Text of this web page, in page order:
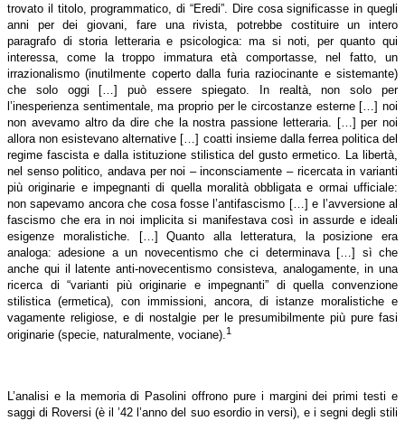
trovato il titolo, programmatico, di “Eredi”. Dire cosa significasse in quegli
anni per dei giovani, fare una rivista, potrebbe costituire un intero
paragrafo di storia letteraria e psicologica: ma si noti, per quanto qui
interessa, come la troppo immatura età comportasse, nel fatto, un
irrazionalismo (inutilmente coperto dalla furia raziocinante e sistemante)
che solo oggi […] può essere spiegato. In realtà, non solo per
l’inesperienza sentimentale, ma proprio per le circostanze esterne […] noi
non avevamo altro da dire che la nostra passione letteraria. […] per noi
allora non esistevano alternative […] coatti insieme dalla ferrea politica del
regime fascista e dalla istituzione stilistica del gusto ermetico. La libertà,
nel senso politico, andava per noi – inconsciamente – ricercata in varianti
più originarie e impegnanti di quella moralità obbligata e ormai ufficiale:
non sapevamo ancora che cosa fosse l’antifascismo […] e l’avversione al
fascismo che era in noi implicita si manifestava così in assurde e ideali
esigenze moralistiche. […] Quanto alla letteratura, la posizione era
analoga: adesione a un novecentismo che ci determinava […] sì che
anche qui il latente anti-novecentismo consisteva, analogamente, in una
ricerca di “varianti più originarie e impegnanti” di quella convenzione
stilistica (ermetica), con immissioni, ancora, di istanze moralistiche e
vagamente religiose, e di nostalgie per le presumibilmente più pure fasi
originarie (specie, naturalmente, vociane).1
L’analisi e la memoria di Pasolini offrono pure i margini dei primi testi e
saggi di Roversi (è il ’42 l’anno del suo esordio in versi), e i segni degli stili